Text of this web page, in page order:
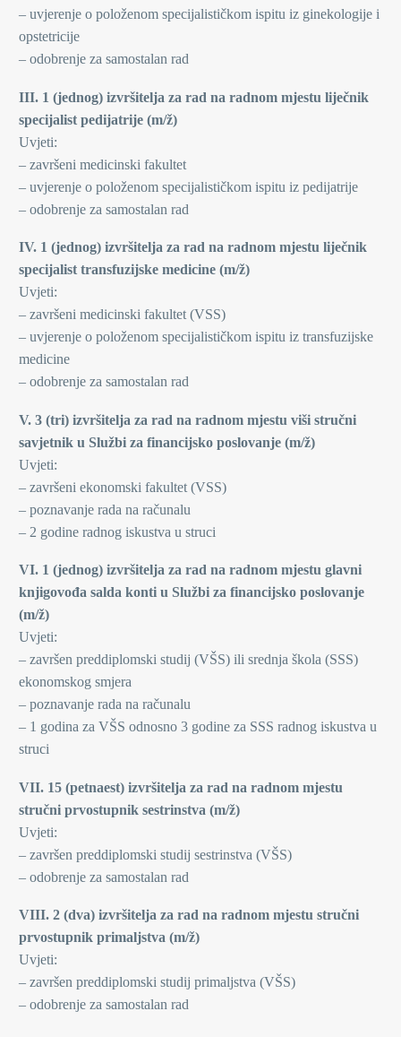
– uvjerenje o položenom specijalističkom ispitu iz ginekologije i
opstetricije
– odobrenje za samostalan rad
III. 1 (jednog) izvršitelja za rad na radnom mjestu liječnik
specijalist pedijatrije (m/ž)
Uvjeti:
– završeni medicinski fakultet
– uvjerenje o položenom specijalističkom ispitu iz pedijatrije
– odobrenje za samostalan rad
IV. 1 (jednog) izvršitelja za rad na radnom mjestu liječnik
specijalist transfuzijske medicine (m/ž)
Uvjeti:
– završeni medicinski fakultet (VSS)
– uvjerenje o položenom specijalističkom ispitu iz transfuzijske
medicine
– odobrenje za samostalan rad
V. 3 (tri) izvršitelja za rad na radnom mjestu viši stručni
savjetnik u Službi za financijsko poslovanje (m/ž)
Uvjeti:
– završeni ekonomski fakultet (VSS)
– poznavanje rada na računalu
– 2 godine radnog iskustva u struci
VI. 1 (jednog) izvršitelja za rad na radnom mjestu glavni
knjigovođa salda konti u Službi za financijsko poslovanje
(m/ž)
Uvjeti:
– završen preddiplomski studij (VŠS) ili srednja škola (SSS)
ekonomskog smjera
– poznavanje rada na računalu
– 1 godina za VŠS odnosno 3 godine za SSS radnog iskustva u
struci
VII. 15 (petnaest) izvršitelja za rad na radnom mjestu
stručni prvostupnik sestrinstva (m/ž)
Uvjeti:
– završen preddiplomski studij sestrinstva (VŠS)
– odobrenje za samostalan rad
VIII. 2 (dva) izvršitelja za rad na radnom mjestu stručni
prvostupnik primaljstva (m/ž)
Uvjeti:
– završen preddiplomski studij primaljstva (VŠS)
– odobrenje za samostalan rad